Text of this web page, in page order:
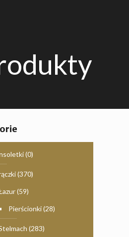
(0)
(370)
(59)
Pierścionki(28)
(283)